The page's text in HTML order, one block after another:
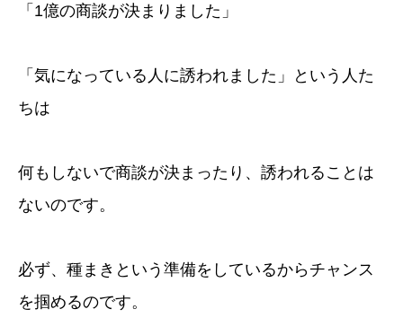
「1億の商談が決まりました」
「気になっている人に誘われました」という人た
ちは
何もしないで商談が決まったり、誘われることは
ないのです。
必ず、種まきという準備をしているからチャンス
を掴めるのです。